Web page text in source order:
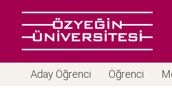
Aday Öğrenci Öğrenci